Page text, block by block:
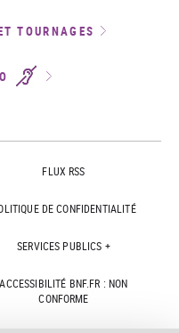
TOURNAGES
FLUX RSS
DE CONFIDENTIALITÉ
SERVICES PUBLICS +
ACCESSIBILITÉ BNF.FR : NON
CONFORME